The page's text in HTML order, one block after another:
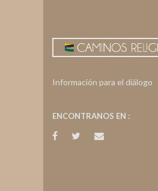
Información para el diálogo
ENCONTRANOS EN :